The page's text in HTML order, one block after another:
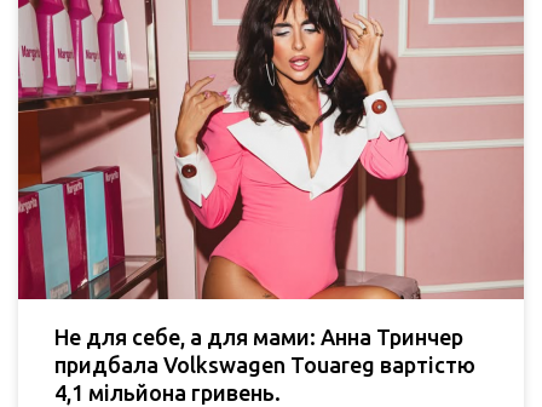
Не для себе, а для мами: Анна Тринчер
придбала Volkswagen Touareg вартістю
4,1 мільйона гривень.